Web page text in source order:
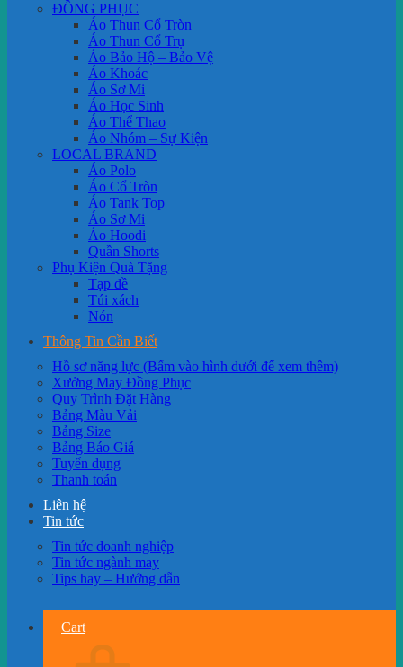
ĐỒNG PHỤC
Áo Thun Cổ Tròn
Áo Thun Cổ Trụ
Áo Bảo Hộ – Bảo Vệ
Áo Khoác
Áo Sơ Mi
Áo Học Sinh
Áo Thể Thao
Áo Nhóm – Sự Kiện
LOCAL BRAND
Áo Polo
Áo Cổ Tròn
Áo Tank Top
Áo Sơ Mi
Áo Hoodi
Quần Shorts
Phụ Kiện Quà Tặng
Tạp dề
Túi xách
Nón
Thông Tin Cần Biết
Hồ sơ năng lực (Bấm vào hình dưới để xem thêm)
Xưởng May Đồng Phục
Quy Trình Đặt Hàng
Bảng Màu Vải
Bảng Size
Bảng Báo Giá
Tuyển dụng
Thanh toán
Liên hệ
Tin tức
Tin tức doanh nghiệp
Tin tức ngành may
Tips hay – Hướng dẫn
Cart